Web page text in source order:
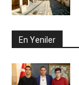
En Yeniler